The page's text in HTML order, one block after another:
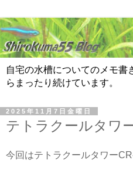
自宅の水槽についてのメモ書
らまったり続けています。
2025年11月7日金曜日
テトラクールタワ
今回はテトラクールタワー